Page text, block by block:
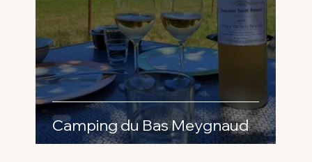
Camping du Bas Meygnaud